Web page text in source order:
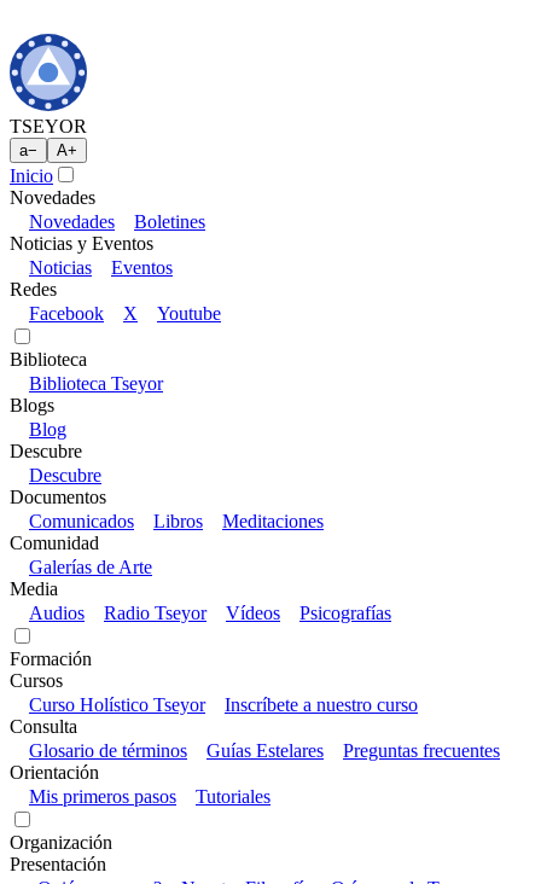
TSEYOR
a− A+
Inicio
Novedades
Novedades
Boletines
Noticias y Eventos
Noticias
Eventos
Redes
Facebook
X Youtube
Biblioteca
Biblioteca Tseyor
Blogs
Blog
Descubre
Descubre
Documentos
Comunicados
Libros
Meditaciones
Comunidad
Galerías de Arte
Media
Audios
Radio Tseyor Vídeos Psicografías
Formación
Cursos
Curso Holístico Tseyor
Inscríbete a nuestro curso
Consulta
Glosario de términos
Guías Estelares
Preguntas frecuentes
Orientación
Mis primeros pasos
Tutoriales
Organización
Presentación